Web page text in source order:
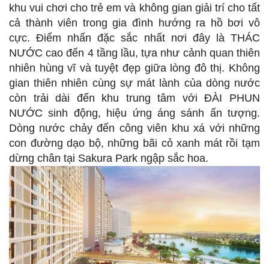
khu vui chơi cho trẻ em và không gian giải trí cho tất
cả thành viên trong gia đình hướng ra hồ bơi vô
cực. Điểm nhấn đặc sắc nhất nơi đây là THÁC
NƯỚC cao đến 4 tầng lầu, tựa như cảnh quan thiên
nhiên hùng vĩ và tuyệt đẹp giữa lòng đô thị. Không
gian thiên nhiên cùng sự mát lành của dòng nước
còn trải dài đến khu trung tâm với ĐÀI PHUN
NƯỚC sinh động, hiệu ứng áng sánh ấn tượng.
Dòng nước chảy đến công viên khu xá với những
con đường dạo bộ, những bãi cỏ xanh mát rồi tạm
dừng chân tại Sakura Park ngập sắc hoa.